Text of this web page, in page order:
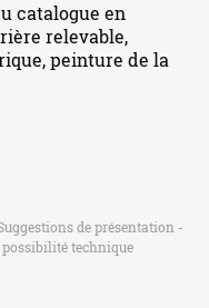
catalogue en
relevable,
peinture de la
de présentation -
possibilité technique